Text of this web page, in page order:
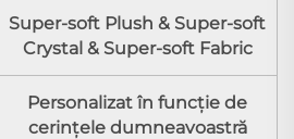
Super-soft Plush & Super-soft
Crystal & Super-soft Fabric
Personalizat în funcţie de
cerinţele dumneavoastră